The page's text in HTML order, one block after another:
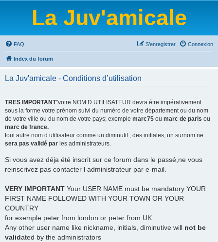
La Juv'amicale
FAQ Connexion
S’enregistrer
Index du forum
La Juv'amicale - Conditions d’utilisation
TRES IMPORTANT"votre NOM D UTILISATEUR devra étre impérativement
sous la forme votre prénom suivi du numéro de votre département ou du nom
de votre ville ou du nom de votre pays; exemple marc75 ou marc de paris ou
marc de france.
tout autre nom d utilisateur comme un diminutif , des initiales, un surnom ne
sera pas validé par les administrateurs.
Si vous avez déja été inscrit sur ce forum dans le passé,ne vous
reinscrivez pas contacter l administrateur par e-mail.
VERY IMPORTANT Your USER NAME must be mandatory YOUR
FIRST NAME FOLLOWED WITH YOUR TOWN OR YOUR
COUNTRY
for exemple peter from london or peter from UK.
Any other user name like nickname, initials, diminutive will not be
validated by the administrators